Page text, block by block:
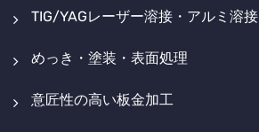
TIG/YAGレーザー溶接・アルミ溶接
めっき・塗装・表面処理
意匠性の高い板金加工